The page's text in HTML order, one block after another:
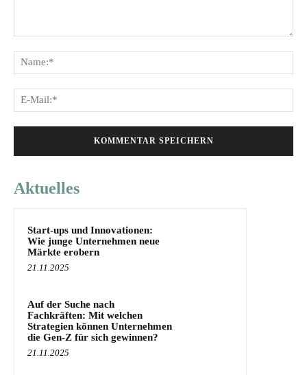
Aktuelles
Start-ups und Innovationen:
Wie junge Unternehmen neue
Märkte erobern
21.11.2025
Auf der Suche nach
Fachkräften: Mit welchen
Strategien können Unternehmen
die Gen-Z für sich gewinnen?
21.11.2025